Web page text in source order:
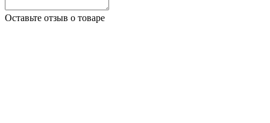
Оставьте отзыв о товаре